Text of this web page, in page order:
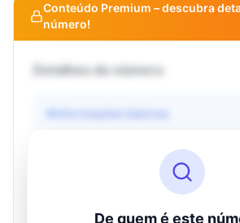
Conteúdo Premium – descubra
número!
Detalhes do número
Informações básicas
De quem é este